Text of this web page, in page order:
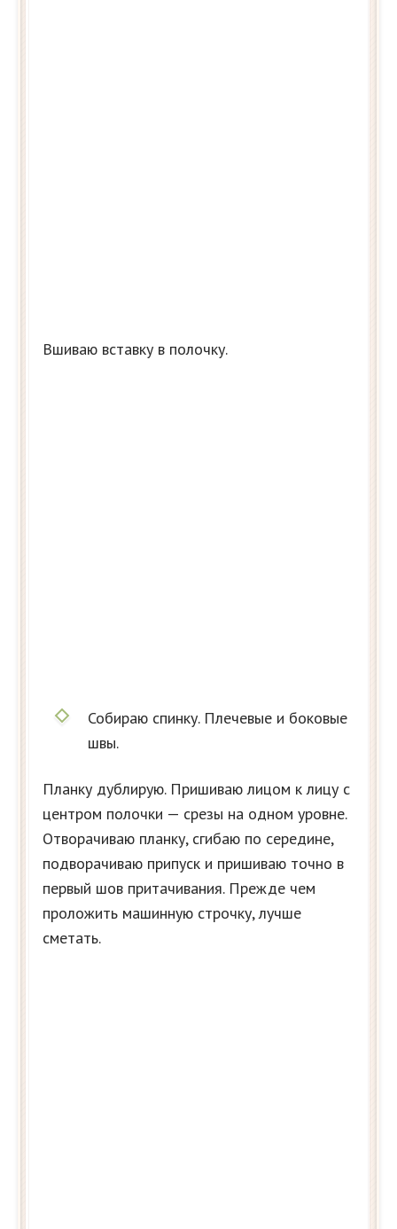
Вшиваю вставку в полочку.
Собираю спинку. Плечевые и боковые
швы.
Планку дублирую. Пришиваю лицом к лицу с
центром полочки — срезы на одном уровне.
Отворачиваю планку, сгибаю по середине,
подворачиваю припуск и пришиваю точно в
первый шов притачивания. Прежде чем
проложить машинную строчку, лучше
сметать.